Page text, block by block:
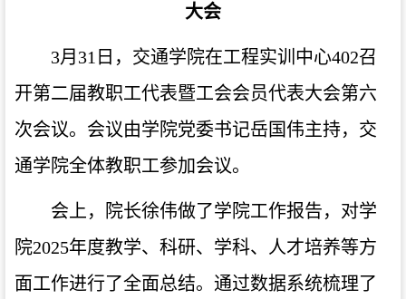
大会
3月 31 日，交通学院在工程实训中心402召
开第二届教职工代表暨工会会员代表大会第六
次会议。会议由学院党委书记岳国伟主持，交
通学院全体教职工参加会议。
会上，院长徐伟做了学院工作报告，对学
院2025年度教学、科研、学科、人才培养等方
面工作进行了全面总结。通过数据系统梳理了